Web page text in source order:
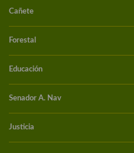
Cañete
Forestal
Educación
Senador A. Nav
Justicia